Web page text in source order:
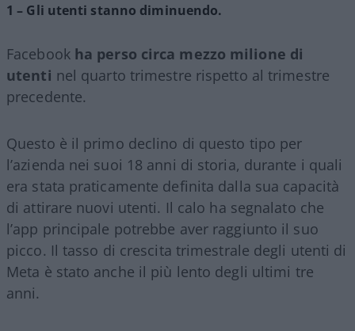
1 – Gli utenti stanno diminuendo.
Facebook ha perso circa mezzo milione di
utenti nel quarto trimestre rispetto al trimestre
precedente.
Questo è il primo declino di questo tipo per
l’azienda nei suoi 18 anni di storia, durante i quali
era stata praticamente definita dalla sua capacità
di attirare nuovi utenti. Il calo ha segnalato che
l’app principale potrebbe aver raggiunto il suo
picco. Il tasso di crescita trimestrale degli utenti di
Meta è stato anche il più lento degli ultimi tre
anni.